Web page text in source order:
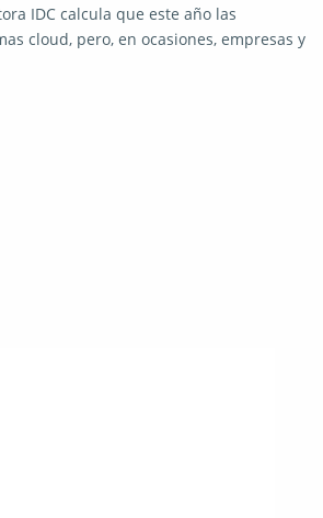
IDC calcula que este año las
cloud, pero, en ocasiones, empresas y